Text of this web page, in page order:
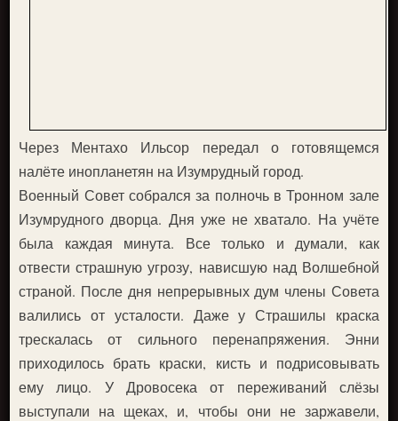
Через Ментахо Ильсор передал о готовящемся
налёте инопланетян на Изумрудный город.
Военный Совет собрался за полночь в Тронном зале
Изумрудного дворца. Дня уже не хватало. На учёте
была каждая минута. Все только и думали, как
отвести страшную угрозу, нависшую над Волшебной
страной. После дня непрерывных дум члены Совета
валились от усталости. Даже у Страшилы краска
трескалась от сильного перенапряжения. Энни
приходилось брать краски, кисть и подрисовывать
ему лицо. У Дровосека от переживаний слёзы
выступали на щеках, и, чтобы они не заржавели,